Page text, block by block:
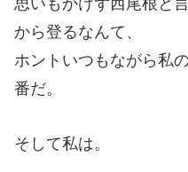
から登るなんて、
ホントいつもながら私
番だ。
そして私は。